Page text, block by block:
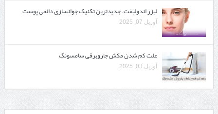
لیزر اندولیفت – جدیدترین تکنیک جوانسازی دائمی پوست
آوریل 07, 2025
علت کم شدن مکش جاروبرقی سامسونگ
آوریل 03, 2025